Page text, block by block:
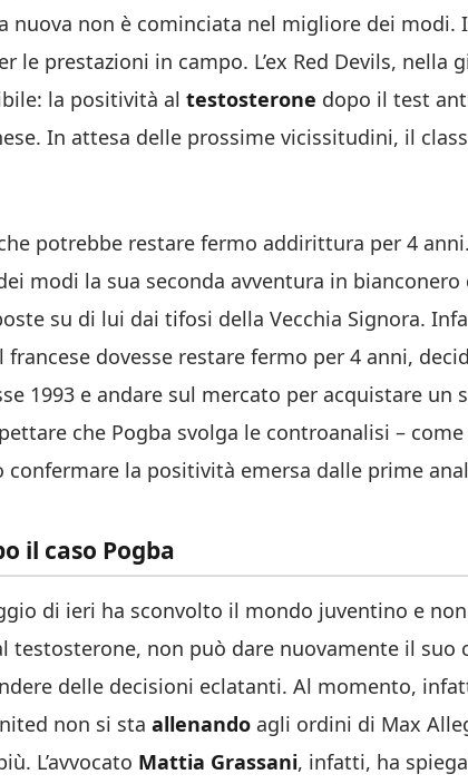
nuova non è cominciata nel migliore dei modi.
le prestazioni in campo. L’ex Red Devils, nella
la positività al testosterone dopo il test
In attesa delle prossime vicissitudini, il
potrebbe restare fermo addirittura per 4
modi la sua seconda avventura in bianconero
su di lui dai tifosi della Vecchia Signora.
dovesse restare fermo per 4 anni,
1993 e andare sul mercato per acquistare un
che Pogba svolga le controanalisi –
confermare la positività emersa dalle prime
il caso Pogba
di ieri ha sconvolto il mondo juventino e
testosterone, non può dare nuovamente il suo
delle decisioni eclatanti. Al momento,
non si sta allenando agli ordini di Max
L’avvocato Mattia Grassani, infatti, ha